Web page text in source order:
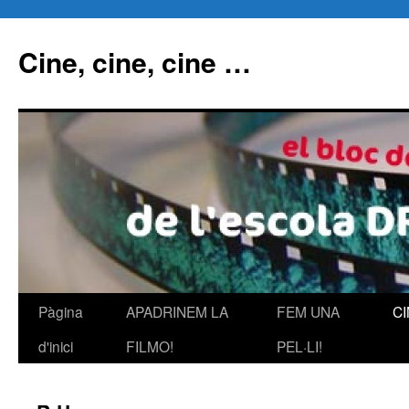
Cine, cine, cine …
Vés
Pàgina
d'inici
APADRINEM LA
FILMO!
FEM UNA
PEL·LI!